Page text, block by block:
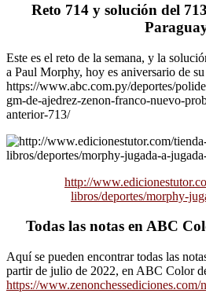
Reto 714 y solución del
Este es el reto de la semana, y la
a Paul Morphy, hoy es aniversario de
https://www.abc.com.py/deportes/
gm-de-ajedrez-zenon-franco-nuevo-
anterior-713/
http://
libros/deportes/morphy-
Todas las notas en ABC
Aquí se pueden encontrar todas las
partir de julio de 2022, en ABC Color
https://www.zenonchessediciones.com/